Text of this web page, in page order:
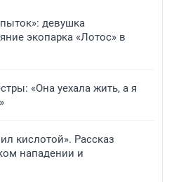
девушка
экопарка «Лотос» в
«Она уехала жить, а я
кислотой». Рассказ
нападении и